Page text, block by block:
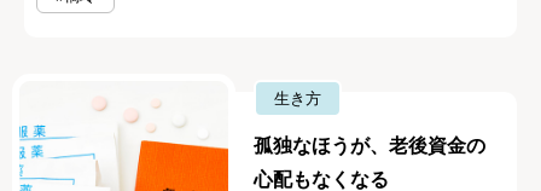
生き方
孤独なほうが、老後資金の
心配もなくなる